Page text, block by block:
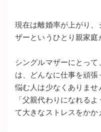
現在は離婚率が上がり
ザーというひとり親家庭
シングルマザーにとっ
は、どんなに仕事を頑
悩む人は少なくありませ
「父親代わりになれる
て大きなストレスをかか